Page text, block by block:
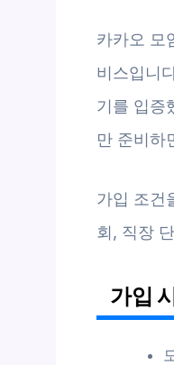
카카오 모
비스입니
기를 입증
만 준비하
가입 조건
회, 직장
가입